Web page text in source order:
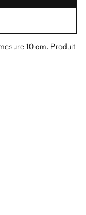
10 cm. Produit